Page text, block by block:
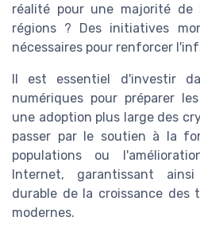
réalité pour une majorité de
régions ? Des initiatives
nécessaires pour renforcer
Il est essentiel d'investir
numériques pour préparer
une adoption plus large des
passer par le soutien à la
populations ou
Internet, garantissant
durable de la croissance des
modernes.